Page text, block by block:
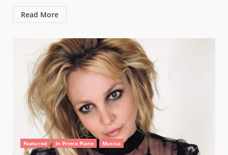
Read More
Featured In Primo Piano Musica